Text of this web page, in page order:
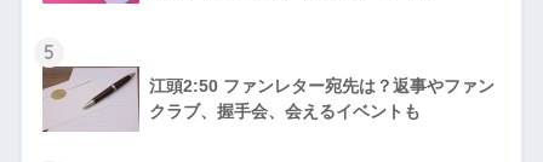
5
江頭2:50 ファンレター宛先は？返事やファン
クラブ、握手会、会えるイベントも